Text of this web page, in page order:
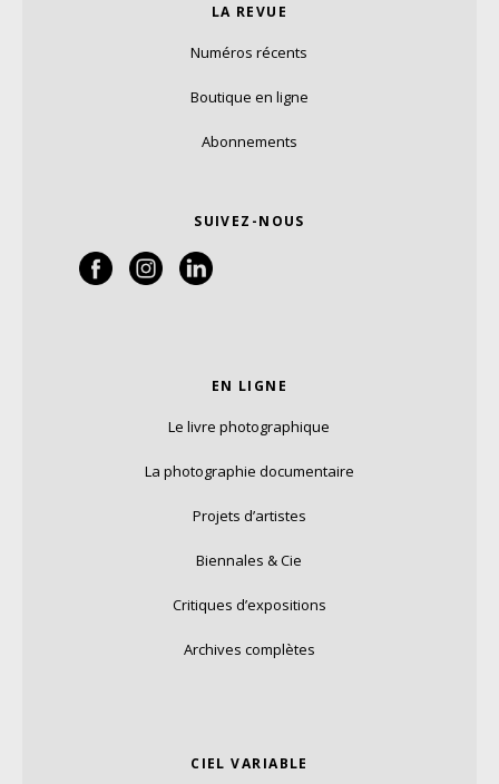
LA REVUE
Numéros récents
Boutique en ligne
Abonnements
SUIVEZ-NOUS
EN LIGNE
Le livre photographique
La photographie documentaire
Projets d’artistes
Biennales & Cie
Critiques d’expositions
Archives complètes
CIEL VARIABLE